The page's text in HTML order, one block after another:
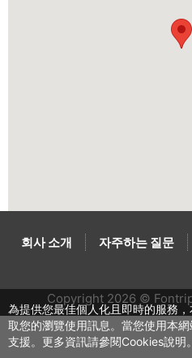
회사 소개 자주하는 질문
Copyright 2026 ©
為提供您最佳個人化且即時的服務
取您的瀏覽使用訊息。當您使用本
支援。更多資訊請參閱Cookies說明。